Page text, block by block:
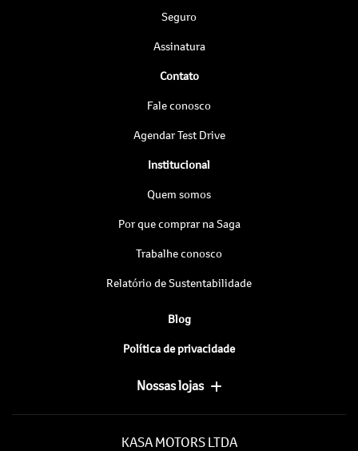
Seguro
Assinatura
Contato
Fale conosco
Agendar Test Drive
Institucional
Quem somos
Por que comprar na Saga
Trabalhe conosco
Relatório de Sustentabilidade
Blog
Política de privacidade
Nossas lojas
KASA MOTORS LTDA